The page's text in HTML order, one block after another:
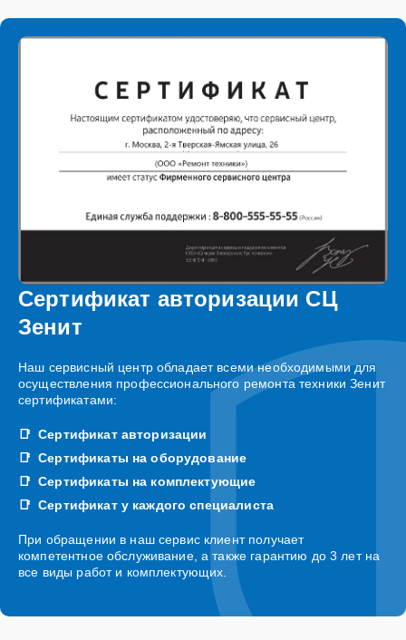
Сертификат авторизации СЦ
Зенит
Наш сервисный центр обладает всеми необходимыми для
осуществления профессионального ремонта техники Зенит
сертификатами:
Сертификат авторизации
Сертификаты на оборудование
Сертификаты на комплектующие
Сертификат у каждого специалиста
При обращении в наш сервис клиент получает
компетентное обслуживание, а также гарантию до 3 лет на
все виды работ и комплектующих.